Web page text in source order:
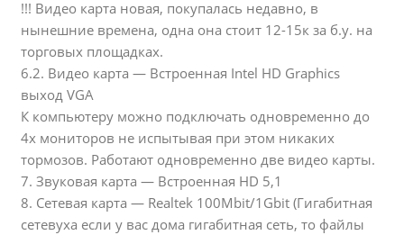
!!! Видео карта новая, покупалась недавно, в
нынешние времена, одна она стоит 12-15к за б.у. на
торговых площадках.
6.2. Видео карта — Встроенная Intel HD Graphics
выход VGA
К компьютеру можно подключать одновременно до
4х мониторов не испытывая при этом никаких
тормозов. Работают одновременно две видео карты.
7. Звуковая карта — Встроенная HD 5,1
8. Сетевая карта — Realtek 100Mbit/1Gbit (Гигабитная
сетевуха если у вас дома гигабитная сеть, то файлы